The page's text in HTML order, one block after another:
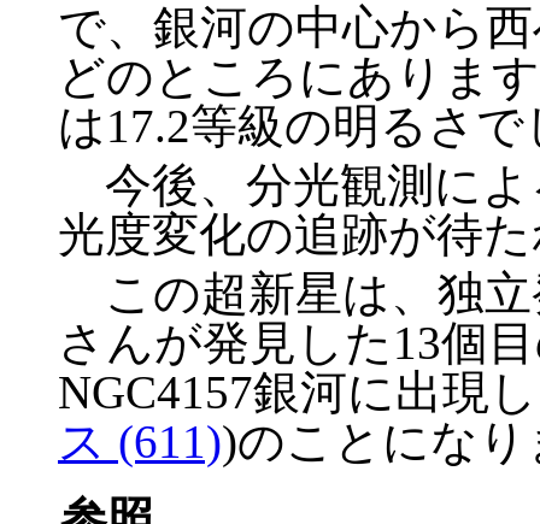
で、銀河の中心から
どのところにありま
は17.2等級の明るさで
今後、分光観測に
光度変化の追跡が待
この超新星は、独立
さんが発見した13個
NGC4157銀河に出現
ス (611))のことになり